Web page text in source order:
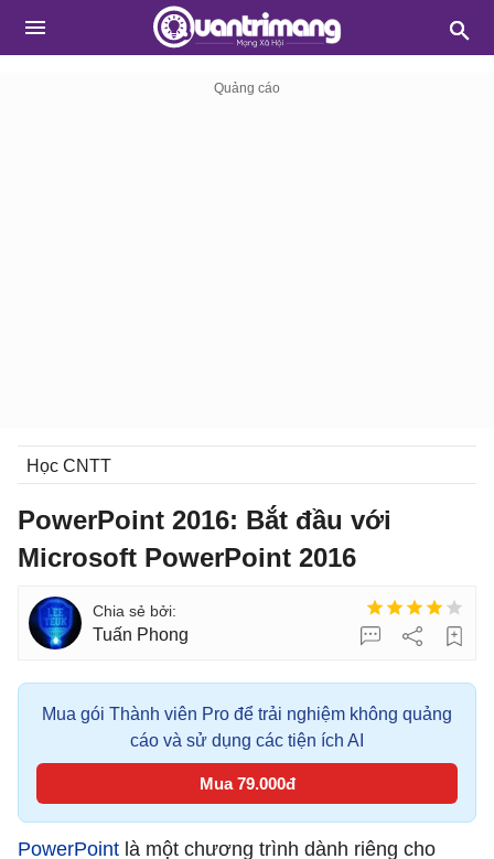
Học CNTT
PowerPoint 2016: Bắt đầu với
Microsoft PowerPoint 2016
Tuấn Phong
Mua gói Thành viên Pro để trải nghiệm không quảng
cáo và sử dụng các tiện ích AI
Mua 79.000đ
PowerPoint là một chương trình dành riêng cho